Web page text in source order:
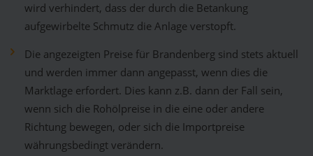
wird verhindert, dass der durch die Betankung
aufgewirbelte Schmutz die Anlage verstopft.
Die angezeigten Preise für Brandenberg sind stets aktuell
und werden immer dann angepasst, wenn dies die
Marktlage erfordert. Dies kann z.B. dann der Fall sein,
wenn sich die Rohölpreise in die eine oder andere
Richtung bewegen, oder sich die Importpreise
währungsbedingt verändern.